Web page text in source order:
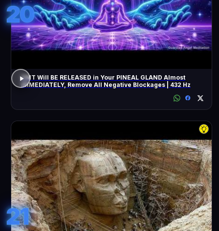
20
DMT Will BE RELEASED in Your PINEAL GLAND Almost
IMMEDIATELY, Remove All Negative Blockages | 432 Hz
21